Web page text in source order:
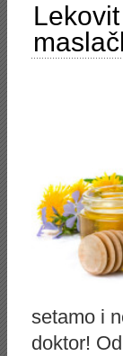
setamo i
doktor!